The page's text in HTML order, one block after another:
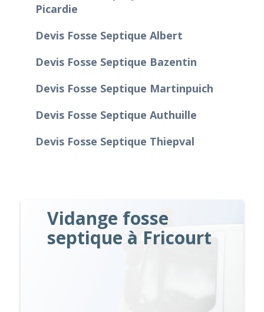
Picardie
Devis Fosse Septique Albert
Devis Fosse Septique Bazentin
Devis Fosse Septique Martinpuich
Devis Fosse Septique Authuille
Devis Fosse Septique Thiepval
Vidange fosse
septique à Fricourt